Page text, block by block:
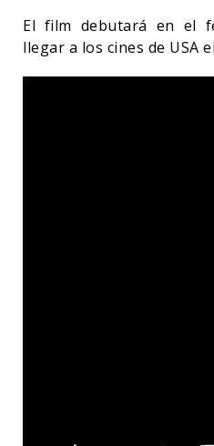
El film debutará en el
llegar a los cines de USA